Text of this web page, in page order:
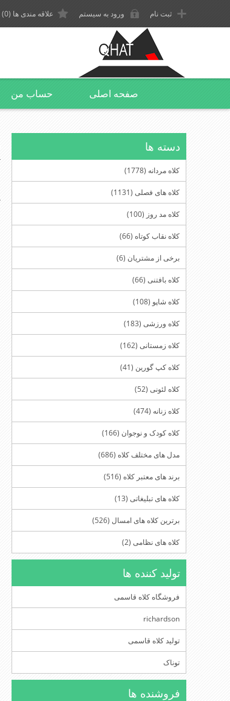
ثبت نام ورود به سیستم علاقه مندی ها (0)
صفحه اصلی حساب من
دسته ها
کلاه مردانه (1778)
کلاه های فصلی (1131)
کلاه مد روز (100)
کلاه نقاب کوتاه (66)
برخی از مشتریان (6)
کلاه بافتنی (66)
کلاه شاپو (108)
کلاه ورزشی (183)
کلاه زمستانی (162)
کلاه کپ گورین (41)
کلاه لئونی (52)
کلاه زنانه (474)
کلاه کودک و نوجوان (166)
مدل های مختلف کلاه (686)
برند های معتبر کلاه (516)
کلاه های تبلیغاتی (13)
برترین کلاه های امسال (526)
کلاه های نظامی (2)
تولید کننده ها
فروشگاه کلاه قاسمی
richardson
تولید کلاه قاسمی
توناک
فروشنده ها